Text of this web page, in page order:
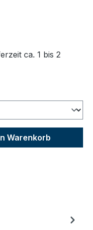
4.67 von 5 Sternen
ca. 1 bis 2
Warenkorb